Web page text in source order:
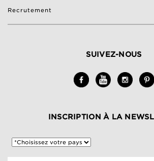
Recrutement
SUIVEZ-NOUS
INSCRIPTION À LA